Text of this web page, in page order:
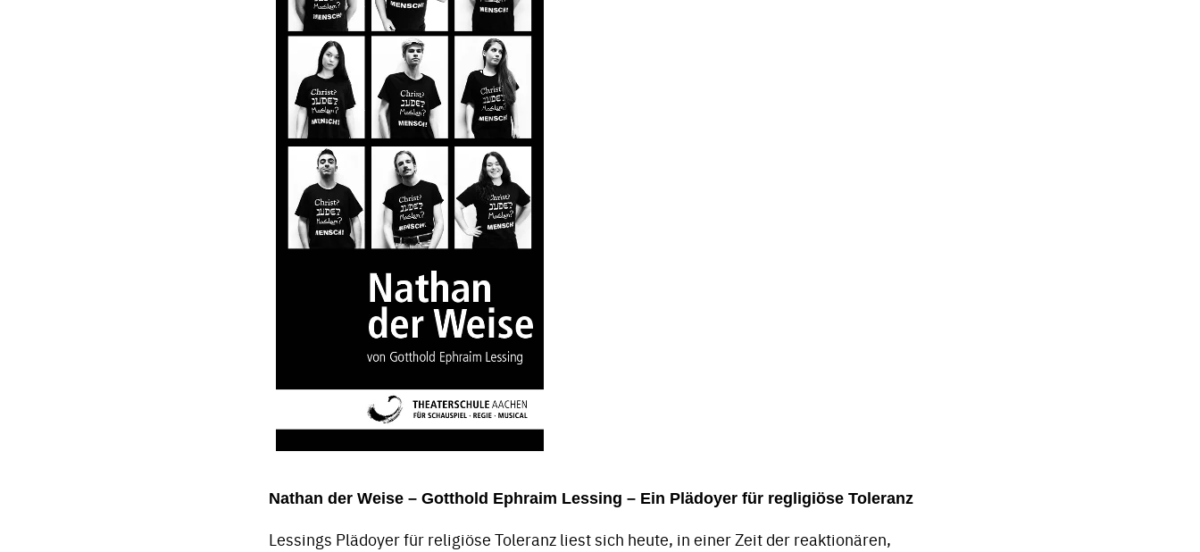
Nathan der Weise – Gotthold Ephraim Lessing – Ein Plädoyer für regligiöse Toleranz
Lessings Plädoyer für religiöse Toleranz liest sich heute, in einer Zeit der reaktionären,